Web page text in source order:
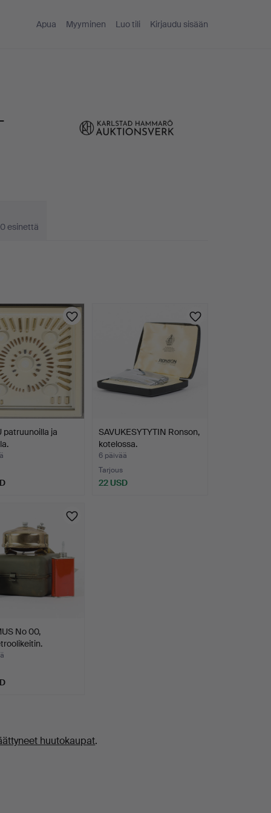
Apua Myyminen Luo tili Kirjaudu sisään
esinettä
patruunoilla ja
SAVUKESYTYTIN Ronson,
kotelossa.
6 päivää
Tarjous
22 USD
No 00,
huutokaupat.